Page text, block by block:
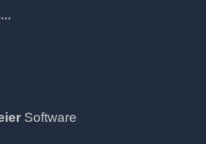
Software